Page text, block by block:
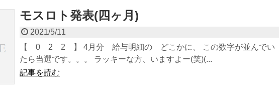
モスロト発表(四ヶ月)
2021/5/11
【 0 2 2 】 4月分 給与明細の どこかに、 この数字が並んでい
たら当選です。。。 ラッキーな方、いますよー(笑)(...
記事を読む